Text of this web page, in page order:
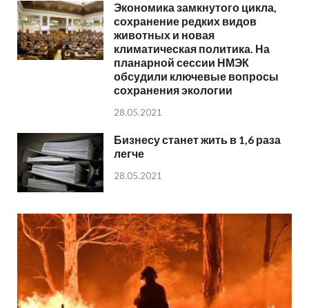
Экономика замкнутого цикла,
сохранение редких видов
животных и новая
климатическая политика. На
планарной сессии НМЭК
обсудили ключевые вопросы
сохранения экологии
28.05.2021
Бизнесу станет жить в 1,6 раза
легче
28.05.2021